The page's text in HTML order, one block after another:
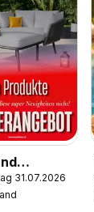
31.07.2026